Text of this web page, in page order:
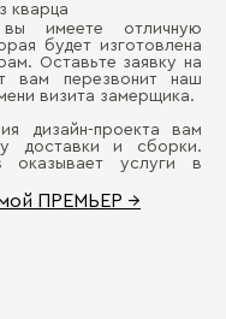
кварца
вы имеете отличную
будет изготовлена
Оставьте заявку на
вам перезвонит наш
визита замерщика.
дизайн-проекта вам
доставки и сборки.
оказывает услуги в
ПРЕМЬЕР →